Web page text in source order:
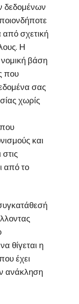
δεδομένων
από σχετική
Η
βάση
που
σας
χωρίς
και
από το
θίγεται η
έχει
ανάκληση